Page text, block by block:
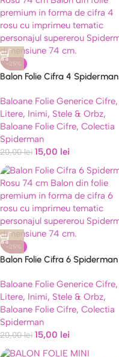
-25%
Balon Folie Cifra 4 Spiderman
Baloane Folie Generice Cifre,
Litere, Inimi, Stele & Orbz,
Baloane Folie Cifre, Colectia
Spiderman
20,00lei 15,00 lei
-25%
Balon Folie Cifra 6 Spiderman
Baloane Folie Generice Cifre,
Litere, Inimi, Stele & Orbz,
Baloane Folie Cifre, Colectia
Spiderman
20,00lei 15,00 lei